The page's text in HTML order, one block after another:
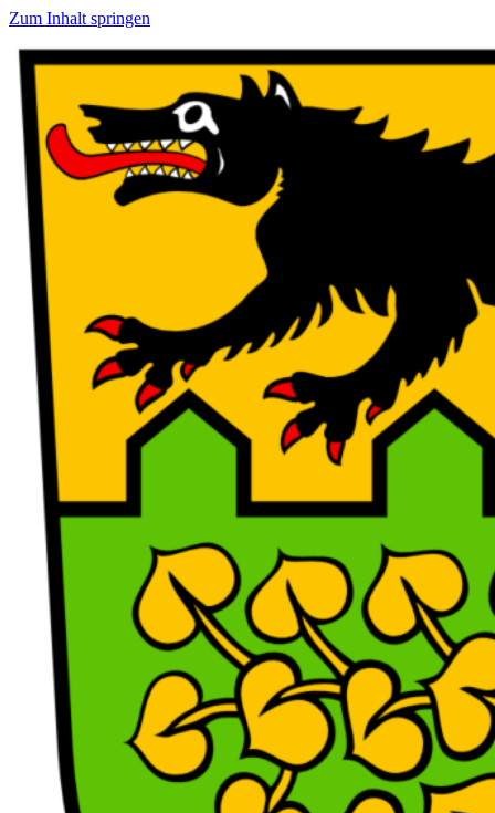
Zum Inhalt springen